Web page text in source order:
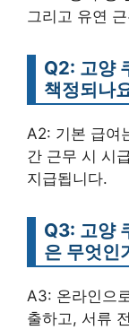
그리고 유연
Q2: 고양
책정되나
A2: 기본 급여
간 근무 시 시
지급됩니다.
Q3: 고양
은 무엇인
A3: 온라인으
출하고, 서류